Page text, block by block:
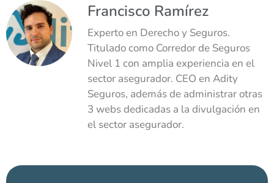
Francisco Ramírez
Experto en Derecho y Seguros.
Titulado como Corredor de Seguros
Nivel 1 con amplia experiencia en el
sector asegurador. CEO en Adity
Seguros, además de administrar otras
3 webs dedicadas a la divulgación en
el sector asegurador.